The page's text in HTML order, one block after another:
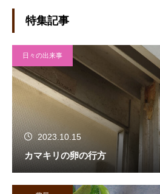
特集記事
日々の出来事
2023.10.15
カマキリの卵の行方